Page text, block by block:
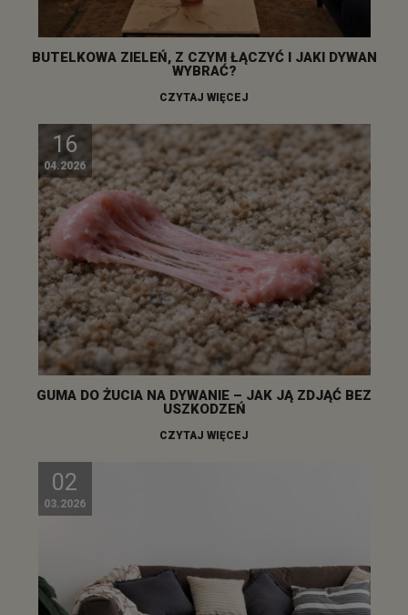
BUTELKOWA ZIELEŃ, Z CZYM ŁĄCZYĆ I JAKI DYWAN
WYBRAĆ?
CZYTAJ WIĘCEJ
16
04.2026
GUMA DO ŻUCIA NA DYWANIE – JAK JĄ ZDJĄĆ BEZ
USZKODZEŃ
CZYTAJ WIĘCEJ
02
03.2026